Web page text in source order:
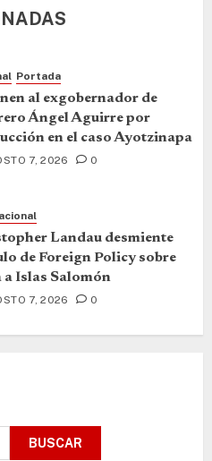
Portada
al exgobernador de
Ángel Aguirre por
en el caso Ayotzinapa
7, 2026 0
Landau desmiente
de Foreign Policy sobre
a Islas Salomón
7, 2026 0
BUSCAR